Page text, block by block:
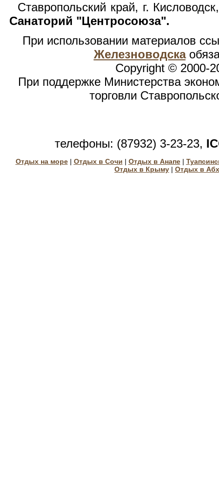
Ставропольский край, г.
Санаторий "Центросоюза".
При использовании материалов
Железноводска
Copyright © 2000-
При поддержке Министерства
торговли
телефоны: (87932) 3-23-23,
Отдых на море| Отдых в Сочи | Отдых в Анапе|
Отдых в Крыму | Отдых в